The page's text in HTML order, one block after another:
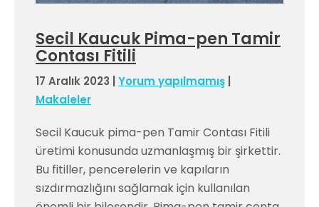
Secil Kaucuk Pima-pen Tamir
Contası Fitili
17 Aralık 2023 Yorum yapılmamış
Makaleler
Secil Kaucuk pima-pen Tamir Contası Fitili
üretimi konusunda uzmanlaşmış bir şirkettir.
Bu fitiller, pencerelerin ve kapıların
sızdırmazlığını sağlamak için kullanılan